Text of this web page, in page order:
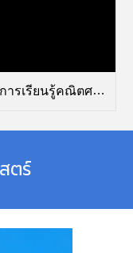
ตศาสตร์ (การตอบกลับ)
ตร์